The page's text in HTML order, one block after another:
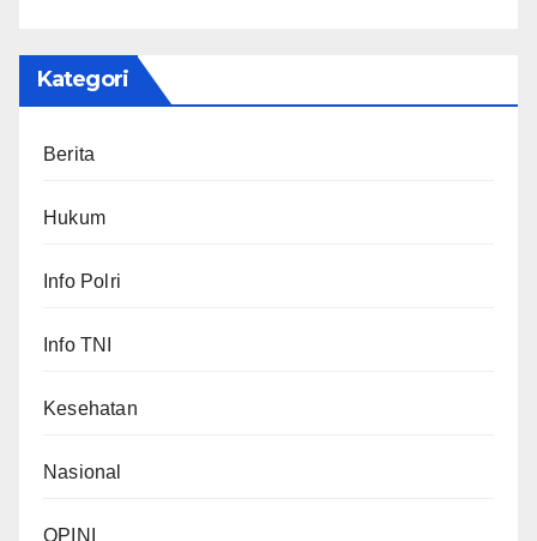
Kategori
Berita
Hukum
Info Polri
Info TNI
Kesehatan
Nasional
OPINI